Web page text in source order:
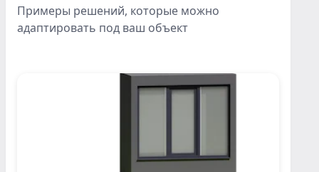
Примеры решений, которые можно
адаптировать под ваш объект